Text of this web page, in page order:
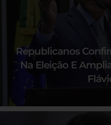
Republicanos
Na Eleição E